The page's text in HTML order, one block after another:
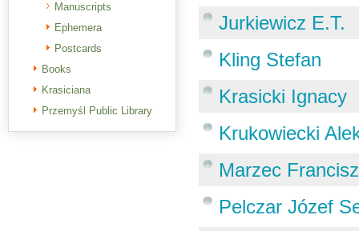
Manuscripts
Ephemera
Postcards
Books
Krasiciana
Przemyśl Public Library
Jurkiewicz E.T.
Kling Stefan
Krasicki Ignacy
Krukowiecki
Marzec
Pelczar Józef